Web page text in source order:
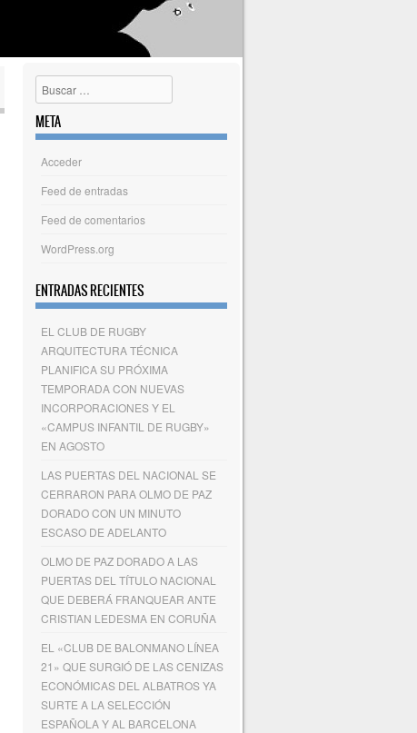
Buscar
META
Acceder
Feed de entradas
Feed de comentarios
WordPress.org
ENTRADAS RECIENTES
EL CLUB DE RUGBY
ARQUITECTURA TÉCNICA
PLANIFICA SU PRÓXIMA
TEMPORADA CON NUEVAS
INCORPORACIONES Y EL
«CAMPUS INFANTIL DE RUGBY»
EN AGOSTO
LAS PUERTAS DEL NACIONAL SE
CERRARON PARA OLMO DE PAZ
DORADO CON UN MINUTO
ESCASO DE ADELANTO
OLMO DE PAZ DORADO A LAS
PUERTAS DEL TÍTULO NACIONAL
QUE DEBERÁ FRANQUEAR ANTE
CRISTIAN LEDESMA EN CORUÑA
EL «CLUB DE BALONMANO LÍNEA
21» QUE SURGIÓ DE LAS CENIZAS
ECONÓMICAS DEL ALBATROS YA
SURTE A LA SELECCIÓN
ESPAÑOLA Y AL BARCELONA